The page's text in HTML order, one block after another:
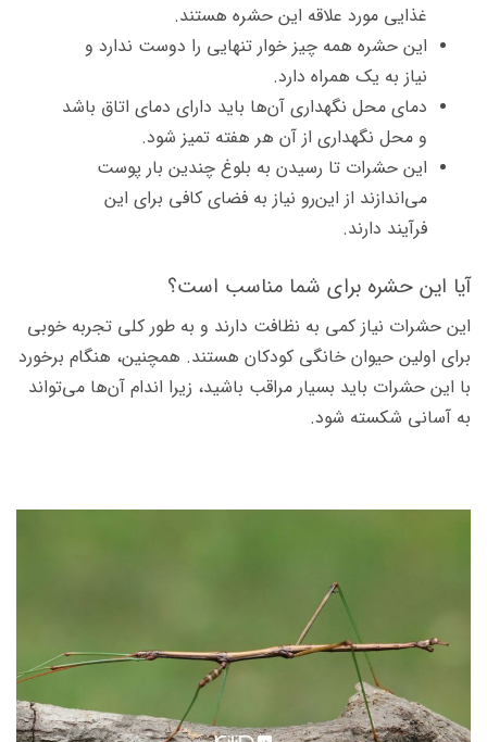
غذایی مورد علاقه این حشره هستند.
این حشره همه چیز خوار تنهایی را دوست ندارد و
نیاز به یک همراه دارد.
دمای محل نگهداری آن‌ها باید دارای دمای اتاق باشد
و محل نگهداری از آن هر هفته تمیز شود.
این حشرات تا رسیدن به بلوغ چندین بار پوست
می‌اندازند از این‌‌رو نیاز به فضای کافی برای این
فرآیند دارند.
آیا این حشره برای شما مناسب است؟
این حشرات نیاز کمی به نظافت دارند و به طور کلی تجربه خوبی
برای اولین حیوان خانگی کودکان هستند. همچنین، هنگام برخورد
با این حشرات باید بسیار مراقب باشید، زیرا اندام آن‌ها می‌تواند
به آسانی شکسته شود.